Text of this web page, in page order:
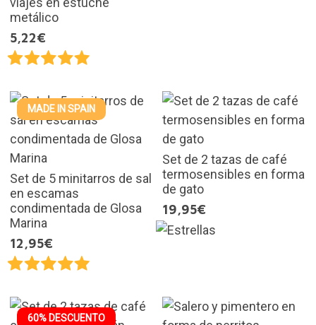
metálico
5,22€
MADE IN SPAIN
Set de 5 minitarros de sal
en escamas
condimentada de Glosa
Marina
12,95€
Set de 2 tazas de café
termosensibles en forma
de gato
19,95€
60% DESCUENTO